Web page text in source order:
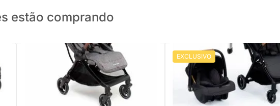
estão comprando
FRETE GRÁTIS SUL E SUDESTE
PRONTA ENTREGA
Carrinho Travel System Eva³ Trio Maxi-
Cosi 3 Posições (0 a 22kg) - Essential
EXCLUSIVO PRONTA ENTREGA
Carrinho Travel System Spark
Isofix 4 Posições com Bebê
Base (0 a 15kg) - Preto e Grafite